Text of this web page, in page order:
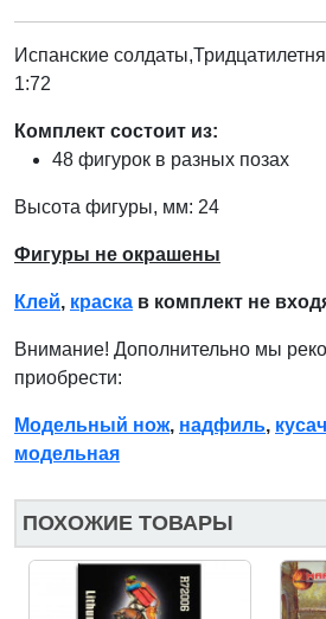
Испанские
1:72
Комплект состоит из:
48 фигурок в разных позах
Высота фигуры, мм: 24
Фигуры не окрашены
Клей, краска в комплект не
Внимание! Дополнительно мы
приобрести:
Модельный нож, надфиль,
модельная
ПОХОЖИЕ ТОВАРЫ